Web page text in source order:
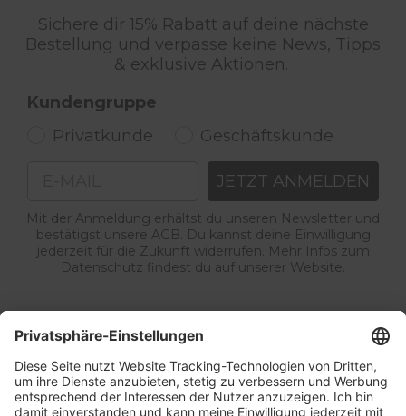
Sichere dir 15% Rabatt auf deine nächste
Bestellung und verpasse keine News, Tipps
& exklusive Aktionen.
Kundengruppe
Privatkunde
Geschäftskunde
JETZT ANMELDEN
Mit der Anmeldung erhältst du unseren Newsletter und
bestätigst unsere AGB. Du kannst deine Einwilligung
jederzeit für die Zukunft widerrufen. Mehr Infos zum
Datenschutz findest du auf unserer Website.